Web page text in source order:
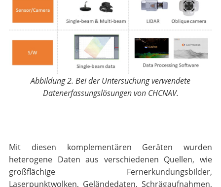
Abbildung 2. Bei der Untersuchung verwendete
Datenerfassungslösungen von CHCNAV.
Mit diesen komplementären Geräten wurden
heterogene Daten aus verschiedenen Quellen, wie
großflächige Fernerkundungsbilder,
Laserpunktwolken, Geländedaten, Schrägaufnahmen,